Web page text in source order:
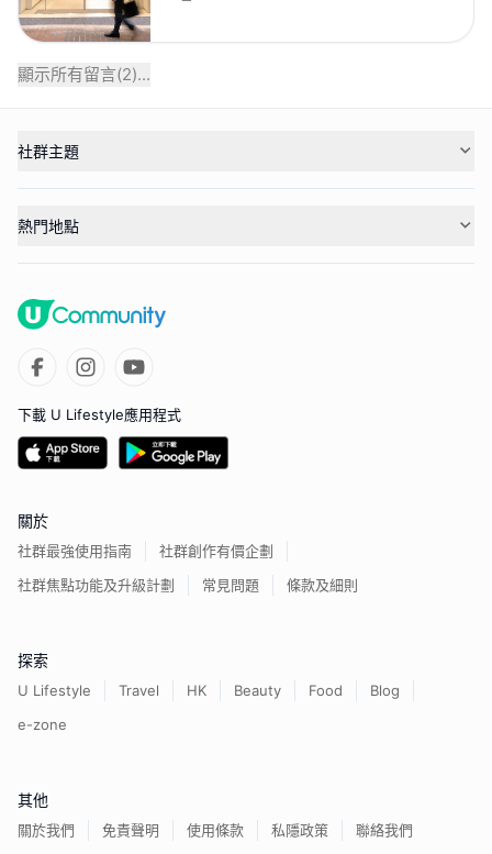
顯示所有留言(2)...
社群主題
熱門地點
下載 U Lifestyle應用程式
關於
社群最強使用指南
社群創作有價企劃
社群焦點功能及升級計劃
常見問題 條款及細則
探索
U Lifestyle Travel HK Beauty Food
Blog
e-zone
其他
關於我們 免責聲明 使用條款 私隱政策 聯絡我們